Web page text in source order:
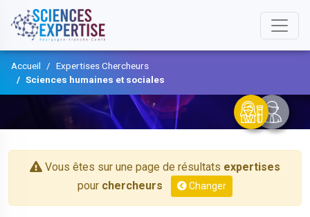
Accueil
Expertises Chercheurs
Sciences humaines et sociales
Vous êtes sur une page de résultats expertises
pour chercheurs Changer